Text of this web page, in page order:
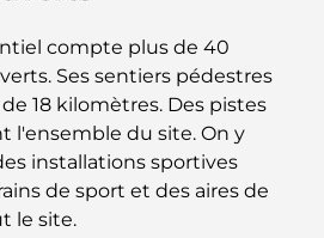
Michelin à Dubaï : un circuit
de Jumeirah Golf
culinaire
compte plus de 40
Ses sentiers pédestres
18 kilomètres. Des pistes
l'ensemble du site. On y
installations sportives
de sport et des aires de
le site.